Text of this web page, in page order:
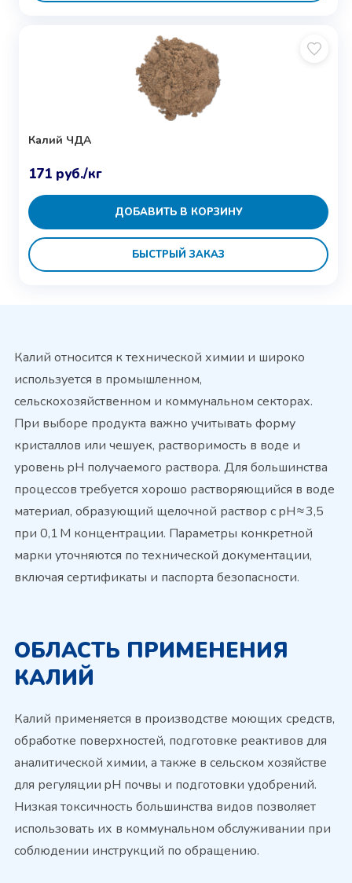
Калий ЧДА
171 руб./кг
ДОБАВИТЬ В КОРЗИНУ
БЫСТРЫЙ ЗАКАЗ
Калий относится к технической химии и широко
используется в промышленном,
сельскохозяйственном и коммунальном секторах.
При выборе продукта важно учитывать форму
кристаллов или чешуек, растворимость в воде и
уровень pH получаемого раствора. Для большинства
процессов требуется хорошо растворяющийся в воде
материал, образующий щелочной раствор с pH ≈ 3,5
при 0,1 M концентрации. Параметры конкретной
марки уточняются по технической документации,
включая сертификаты и паспорта безопасности.
ОБЛАСТЬ ПРИМЕНЕНИЯ
КАЛИЙ
Калий применяется в производстве моющих средств,
обработке поверхностей, подготовке реактивов для
аналитической химии, а также в сельском хозяйстве
для регуляции pH почвы и подготовки удобрений.
Низкая токсичность большинства видов позволяет
использовать их в коммунальном обслуживании при
соблюдении инструкций по обращению.